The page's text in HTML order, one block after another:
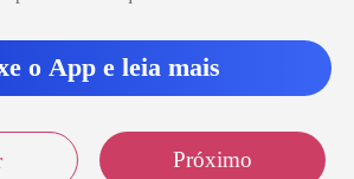
o App e leia mais
Próximo